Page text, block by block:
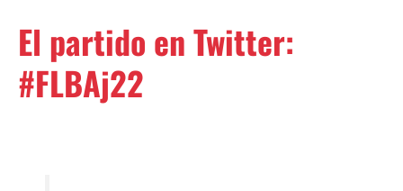
El partido en Twitter:
#FLBAj22